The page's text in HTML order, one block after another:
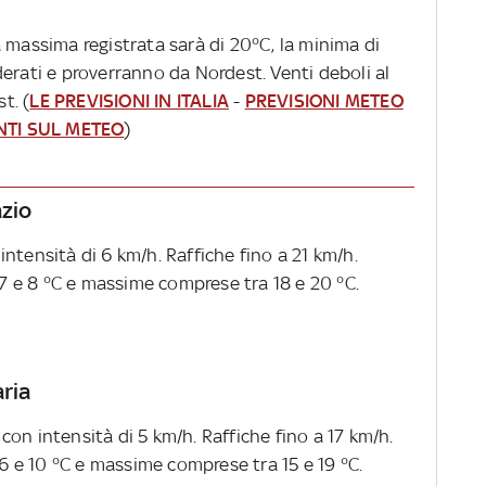
registrata sarà di 20°C, la minima di
e proverranno da Nordest. Venti deboli al
(LE PREVISIONI IN ITALIA - PREVISIONI METEO
SUL METEO)
di 6 km/h. Raffiche fino a 21 km/h.
8 °C e massime comprese tra 18 e 20 °C.
intensità di 5 km/h. Raffiche fino a 17 km/h.
10 °C e massime comprese tra 15 e 19 °C.